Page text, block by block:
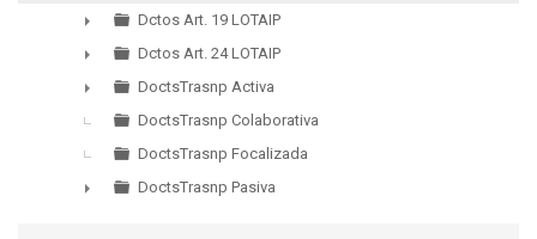
►
Dctos Art. 19 LOTAIP
►
Dctos Art. 24 LOTAIP
►
DoctsTrasnp Activa
DoctsTrasnp Colaborativa
DoctsTrasnp Focalizada
DoctsTrasnp Pasiva